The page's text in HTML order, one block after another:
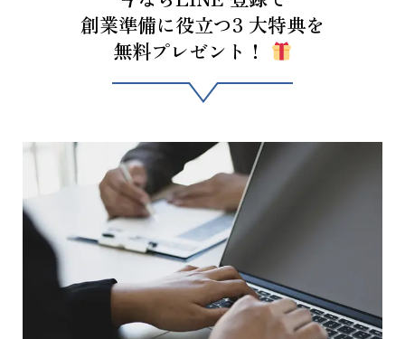
創業準備に役立つ3 大特典を
無料プレゼント！